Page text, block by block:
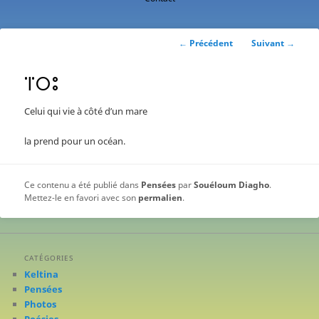
Navigation
← Précédent Suivant →
ⴶⵔⵓ
Celui qui vie à côté d’un mare
la prend pour un océan.
Ce contenu a été publié dans Pensées parSouéloum Diagho.
Mettez-le en favori avec son permalien.
CATÉGORIES
Keltina
Pensées
Photos